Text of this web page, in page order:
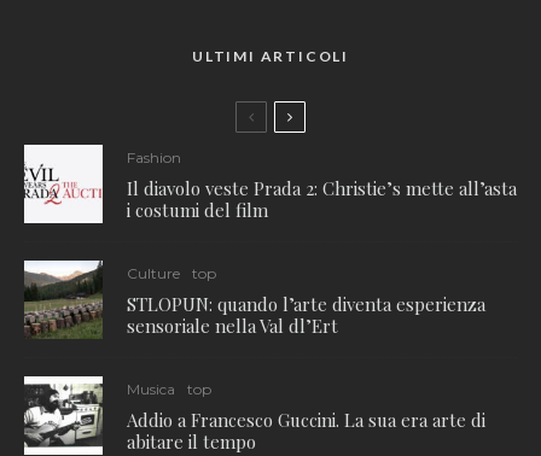
ULTIMI ARTICOLI
Fashion
Il diavolo veste Prada 2: Christie’s mette all’asta
i costumi del film
Culture top
STLOPUN: quando l’arte diventa esperienza
sensoriale nella Val dl’Ert
Musica top
Addio a Francesco Guccini. La sua era arte di
abitare il tempo